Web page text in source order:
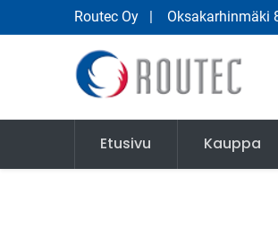
Routec Oy | Oksakarhinmäki
Etusivu Kauppa